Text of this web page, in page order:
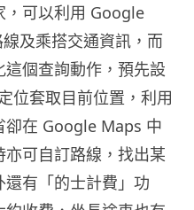
，可以利用 Google
及乘搭交通資訊，而
這個查詢動作，預先設
位套取目前位置，利用
卻在 Google Maps 中
可自訂路線，找出某
有「的士計費」功